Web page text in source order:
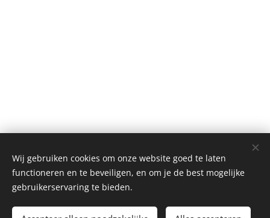
Wij gebruiken cookies om onze website goed te laten
functioneren en te beveiligen, en om je de best mogelijke
gebruikerservaring te bieden.